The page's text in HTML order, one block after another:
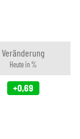
Veränderung
Heute in %
+0,69